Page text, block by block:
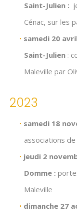
Saint-Julien :
Cénac, sur les
samedi 20
Saint-Julien :
Maleville par
2023
samedi 18
associations
jeudi 2
Domme :
Maleville
dimanche 27